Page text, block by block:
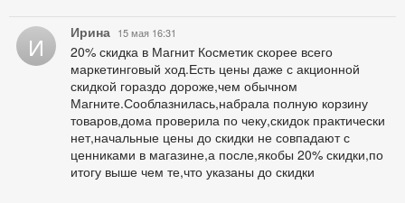
И Ирина 15 мая 16:31
20% скидка в Магнит Косметик скорее всего
маркетинговый ход.Есть цены даже с акционной
скидкой гораздо дороже,чем обычном
Магните.Сооблазнилась,набрала полную корзину
товаров,дома проверила по чеку,скидок практически
нет,начальные цены до скидки не совпадают с
ценниками в магазине,а после,якобы 20% скидки,по
итогу выше чем те,что указаны до скидки